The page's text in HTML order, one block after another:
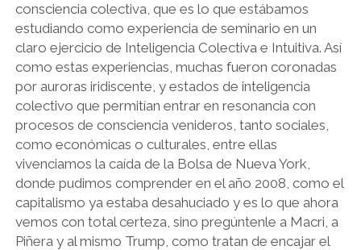
consciencia colectiva, que es lo que estábamos
estudiando como experiencia de seminario en un
claro ejercicio de Inteligencia Colectiva e Intuitiva. Así
como estas experiencias, muchas fueron coronadas
por auroras iridiscente, y estados de inteligencia
colectivo que permitían entrar en resonancia con
procesos de consciencia venideros, tanto sociales,
como económicas o culturales, entre ellas
vivenciamos la caída de la Bolsa de Nueva York,
donde pudimos comprender en el año 2008, como el
capitalismo ya estaba desahuciado y es lo que ahora
vemos con total certeza, sino pregúntenle a Macri, a
Piñera y al mismo Trump, como tratan de encajar el